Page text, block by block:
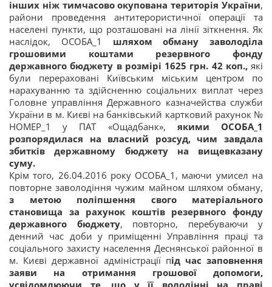
інших ніж тимчасово окупована територія України,
райони проведення антитерористичної операції та
населені пункти, що розташовані на лінії зіткнення. Як
наслідок, ОСОБА_1 шляхом обману заволоділа
грошовими коштами резервного фонду
державного бюджету в розмірі 1625 грн. 42 коп.,які
були перераховані Київським міським центром по
нарахуванню та здійсненню соціальних виплат через
Головне управління Державного казначейства служби
України в м. Києві на банківський картковий рахунок №
НОМЕР_1 у ПАТ «Ощадбанк», якими ОСОБА_1
розпорядилася на власний розсуд, чим завдала
збитків державному бюджету на вищевказану
суму.
Крім того, 26.04.2016 року ОСОБА_1, маючи умисел на
повторне заволодіння чужим майном шляхом обману,
з метою поліпшення свого матеріального
становища за рахунок коштів резервного фонду
державного бюджету, повторно, перебуваючи у
денний час доби у приміщенні Управління праці та
соціального захисту населення Деснянської районної в
м. Києві державної адміністрації під час заповнення
заяви на отримання грошової допомоги,
усвідомлюючи те, що у її володінні на праві